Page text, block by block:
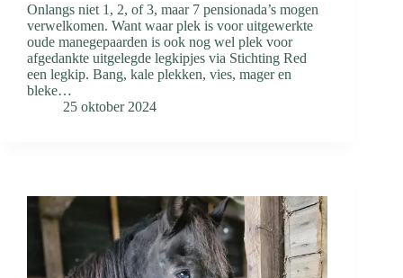
Onlangs niet 1, 2, of 3, maar 7 pensionada’s mogen
verwelkomen. Want waar plek is voor uitgewerkte
oude manegepaarden is ook nog wel plek voor
afgedankte uitgelegde legkipjes via Stichting Red
een legkip. Bang, kale plekken, vies, mager en
bleke…
25 oktober 2024